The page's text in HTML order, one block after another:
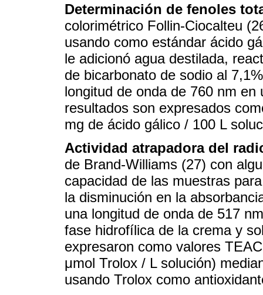
Determinación de fenoles
colorimétrico Follin-Ciocalteu
usando como estándar ácido
le adicionó agua destilada,
de bicarbonato de sodio al
longitud de onda de 760 nm
resultados son expresados
mg de ácido gálico / 100 L
Actividad atrapadora del
de Brand-Williams (27) con
capacidad de las muestras
la disminución en la
una longitud de onda de 517
fase hidrofílica de la crema y
expresaron como valores
μmol Trolox / L solución)
usando Trolox como